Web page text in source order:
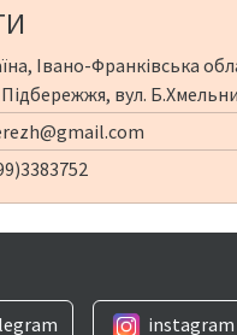
Івано-Франківська
вул.
instagram